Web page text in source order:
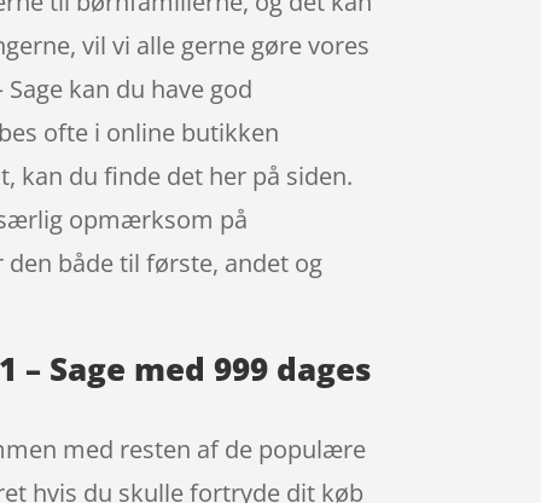
vil vi alle gerne gøre vores
kan du have god
ofte i online butikken
kan du finde det her på siden.
opmærksom på
både til første, andet og
Sage med 999 dages
med resten af de populære
hvis du skulle fortryde dit køb